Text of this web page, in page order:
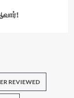
REVIEWED